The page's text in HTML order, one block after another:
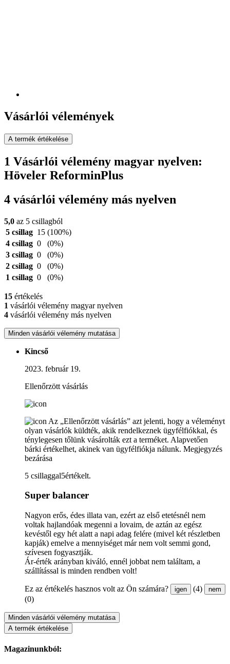
Vásárlói vélemények
A termék értékelése
1 Vásárlói vélemény magyar nyelven:
Höveler ReforminPlus
4 vásárlói vélemény más nyelven
5,0 az 5 csillagból
5 csillag 15 (100%)
4 csillag 0
(0%)
3 csillag 0
(0%)
2 csillag 0
(0%)
1 csillag 0 (0%)
15 értékelés
1 vásárlói vélemény magyar nyelven
4 vásárlói vélemény más nyelven
Minden vásárlói vélemény mutatása
Kincső
2023. február 19.
Ellenőrzött vásárlás
Az „Ellenőrzött vásárlás” azt jelenti, hogy a véleményt
olyan vásárlók küldték, akik rendelkeznek ügyfélfiókkal, és
ténylegesen tőlünk vásárolták ezt a terméket. Alapvetően
bárki értékelhet, akinek van ügyfélfiókja nálunk. Megjegyzés
bezárása
5 csillaggal5értékelt.
Super balancer
Nagyon erős, édes illata van, ezért az első etetésnél nem
voltak hajlandóak megenni a lovaim, de aztán az egész
kevéstől egy hét alatt a napi adag felére (mivel két részletben
kapják) emelve a mennyiséget már nem volt semmi gond,
szívesen fogyasztják.
Ár-érték arányban kiváló, ennél jobbat nem találtam, a
szállítással is minden rendben volt!
Ez az értékelés hasznos volt az Ön számára? igen (4) nem
(0)
Minden vásárlói vélemény mutatása
A termék értékelése
Magazinunkból: